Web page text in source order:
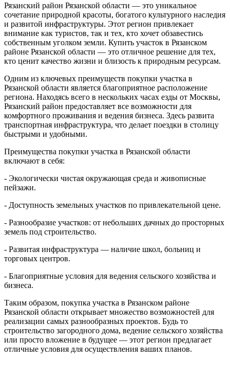
Рязанский район Рязанской области — это уникальное
сочетание природной красоты, богатого культурного наследия
и развитой инфраструктуры. Этот регион привлекает
внимание как туристов, так и тех, кто хочет обзавестись
собственным уголком земли. Купить участок в Рязанском
районе Рязанской области — это отличное решение для тех,
кто ценит качество жизни и близость к природным ресурсам.
Одним из ключевых преимуществ покупки участка в
Рязанской области является благоприятное расположение
региона. Находясь всего в нескольких часах езды от Москвы,
Рязанский район предоставляет все возможности для
комфортного проживания и ведения бизнеса. Здесь развита
транспортная инфраструктура, что делает поездки в столицу
быстрыми и удобными.
Преимущества покупки участка в Рязанской области
включают в себя:
- Экологически чистая окружающая среда и живописные
пейзажи.
- Доступность земельных участков по привлекательной цене.
- Разнообразие участков: от небольших дачных до просторных
земель под строительство.
- Развитая инфраструктура — наличие школ, больниц и
торговых центров.
- Благоприятные условия для ведения сельского хозяйства и
бизнеса.
Таким образом, покупка участка в Рязанском районе
Рязанской области открывает множество возможностей для
реализации самых разнообразных проектов. Будь то
строительство загородного дома, ведение сельского хозяйства
или просто вложение в будущее — этот регион предлагает
отличные условия для осуществления ваших планов.